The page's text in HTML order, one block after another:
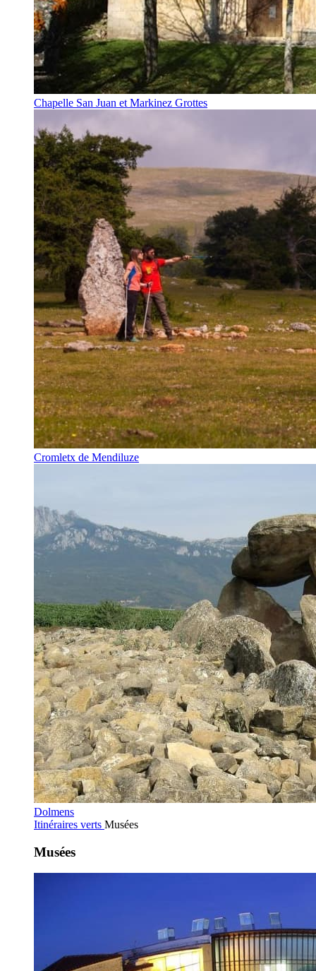
Chapelle San Juan et Markinez Grottes
Cromletx de Mendiluze
Dolmens
Itinéraires verts Musées
Musées